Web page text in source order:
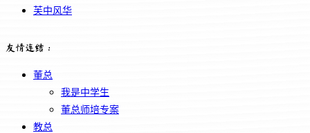
芙中风华
友情连结：
董总
我是中学生
董总师培专案
教总